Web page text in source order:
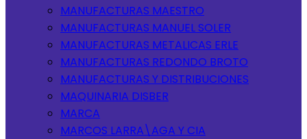
MANUFACTURAS MAESTRO
MANUFACTURAS MANUEL SOLER
MANUFACTURAS METALICAS ERLE
MANUFACTURAS REDONDO BROTO
MANUFACTURAS Y DISTRIBUCIONES
MAQUINARIA DISBER
MARCA
MARCOS LARRA\AGA Y CIA